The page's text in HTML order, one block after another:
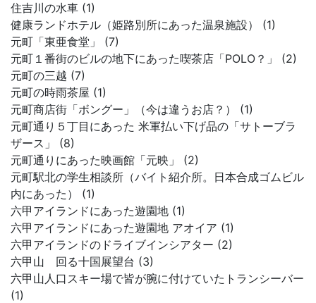
住吉川の水車 (1)
健康ランドホテル（姫路別所にあった温泉施設） (1)
元町「東亜食堂」 (7)
元町１番街のビルの地下にあった喫茶店「POLO？」 (2)
元町の三越 (7)
元町の時雨茶屋 (1)
元町商店街「ボングー」（今は違うお店？） (1)
元町通り５丁目にあった 米軍払い下げ品の「サトーブラ
ザース」 (8)
元町通りにあった映画館「元映」 (2)
元町駅北の学生相談所（バイト紹介所。日本合成ゴムビル
内にあった） (1)
六甲アイランドにあった遊園地 (1)
六甲アイランドにあった遊園地 アオイア (1)
六甲アイランドのドライブインシアター (2)
六甲山 回る十国展望台 (3)
六甲山人口スキー場で皆が腕に付けていたトランシーバー
(1)